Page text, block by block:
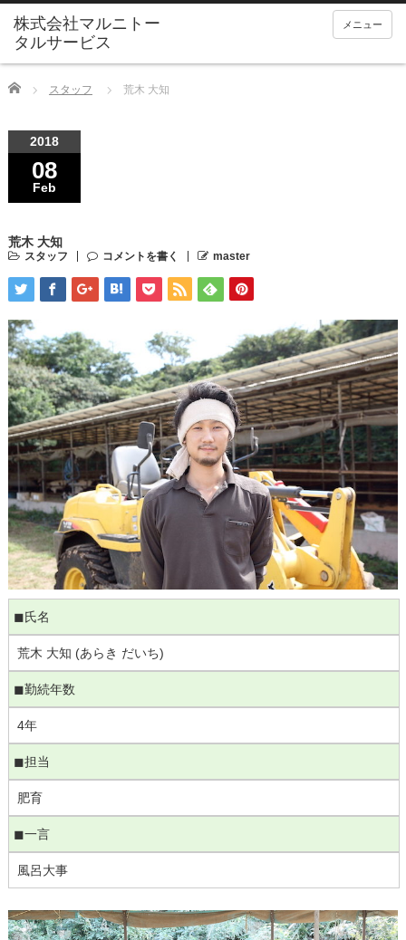
メニュー
Home スタッフ 荒木 大知
2018
08
Feb
荒木 大知
スタッフ コメントを書く master
◼︎氏名
荒木 大知 (あらき だいち)
◼︎勤続年数
4年
◼︎担当
肥育
◼︎一言
風呂大事